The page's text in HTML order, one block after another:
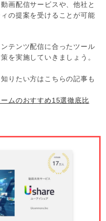
画配信サービスや、他社と
の提案を受けることが可能
テンツ配信に合ったツール
を実施していきましょう。
りたい方はこちらの記事も
ムのおすすめ15選徹底比